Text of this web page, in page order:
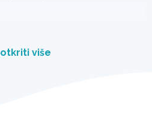
otkriti više